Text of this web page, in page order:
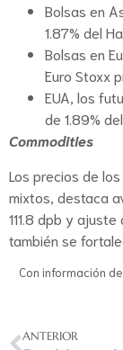
Bolsas en
1.87% del
Bolsas en
Euro Stoxx
EUA, los
de 1.89%
Commodities
Los precios de
mixtos, destaca
111.8 dpb y
también se
Con información
ANTERIOR